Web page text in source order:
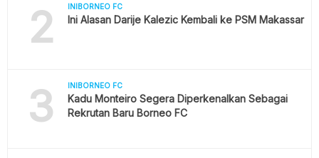
2 INIBORNEO FC
Ini Alasan Darije Kalezic Kembali ke PSM Makassar
3 INIBORNEO FC
Kadu Monteiro Segera Diperkenalkan Sebagai
Rekrutan Baru Borneo FC